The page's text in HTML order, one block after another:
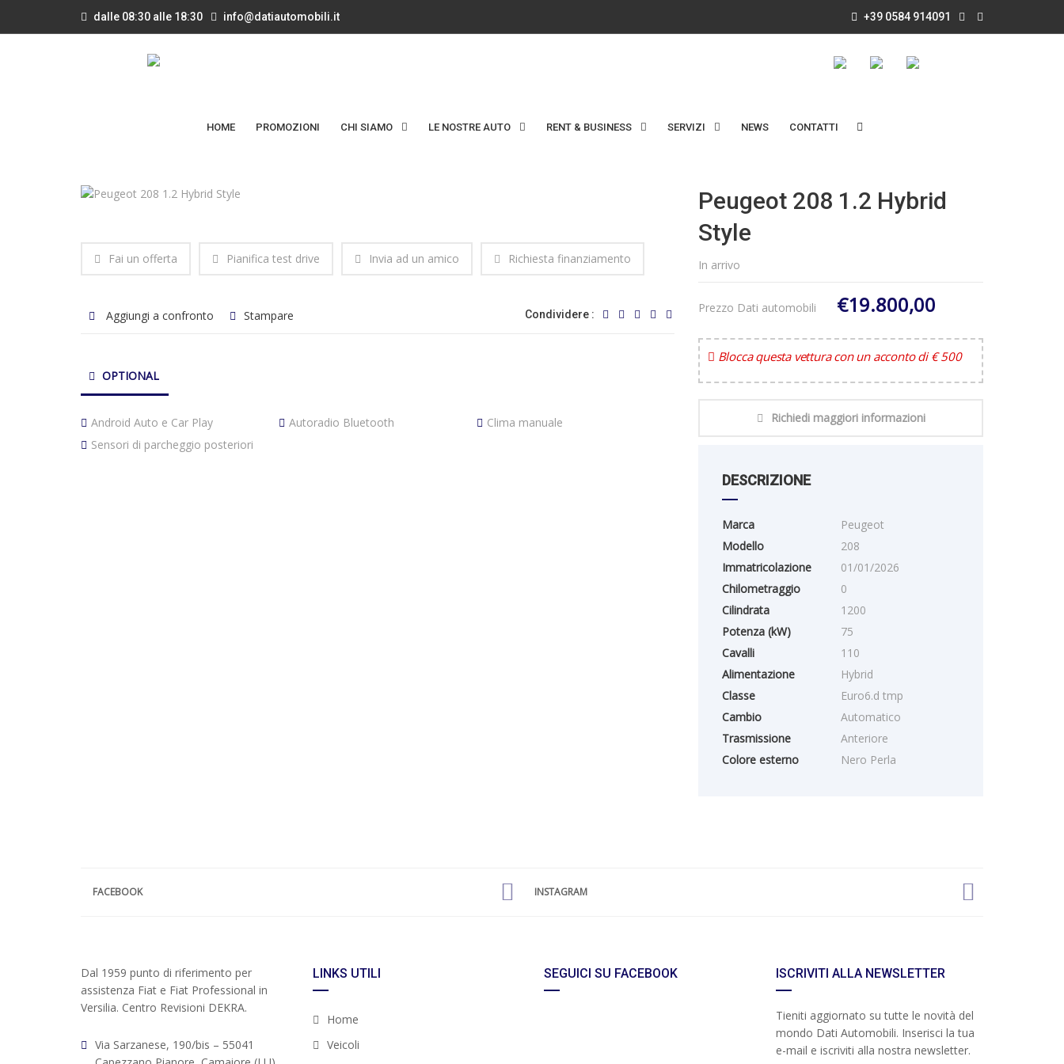
dalle 08:30 alle 18:30 info@datiautomobili.it +39 0584 914091
HOME PROMOZIONI CHI SIAMO LE NOSTRE AUTO RENT & BUSINESS SERVIZI NEWS CONTATTI
Fai un offerta Pianifica test drive Invia ad un amico Richiesta finanziamento
Aggiungi a confronto Stampare Condividere :
OPTIONAL
Android Auto e Car Play Autoradio Bluetooth
Clima manuale
Sensori di parcheggio posteriori
Peugeot 208 1.2 Hybrid
Style
In arrivo
Prezzo Dati automobili €19.800,00
Blocca questa vettura con un acconto di € 500
Richiedi maggiori informazioni
DESCRIZIONE
Marca
Peugeot
Modello
208
Immatricolazione
01/01/2026
Chilometraggio
0
Cilindrata
1200
Potenza (kW)
75
Cavalli
110
Alimentazione
Hybrid
Classe
Euro6.d tmp
Cambio
Automatico
Trasmissione
Anteriore
Colore esterno
Nero Perla
FACEBOOK INSTAGRAM
Dal 1959 punto di riferimento per
assistenza Fiat e Fiat Professional in
Versilia. Centro Revisioni DEKRA.
Via Sarzanese, 190/bis – 55041
LINKS UTILI
Home
Veicoli
SEGUICI SU FACEBOOK ISCRIVITI ALLA NEWSLETTER
Tieniti aggiornato su tutte le novità del
mondo Dati Automobili. Inserisci la tua
e-mail e iscriviti alla nostra newsletter.